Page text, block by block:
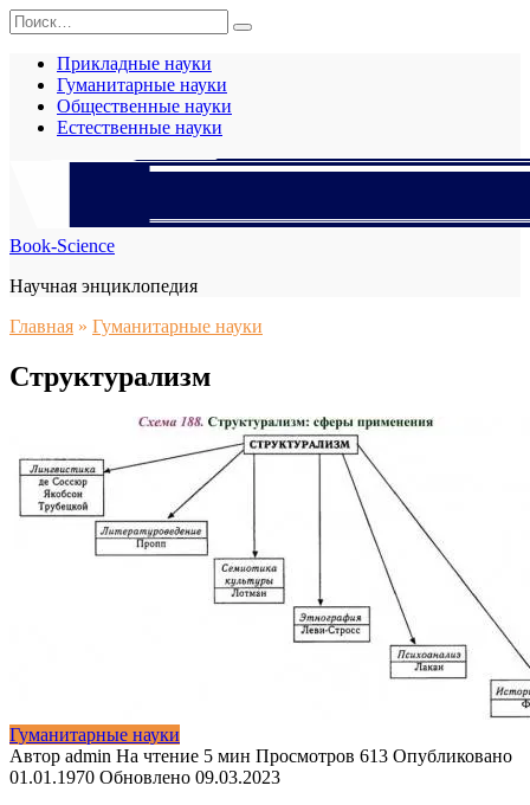
Перейти
к
содержанию
Search
for:
Прикладные науки
Гуманитарные науки
Общественные науки
Естественные науки
Book-Science
Научная энциклопедия
Главная » Гуманитарные науки
Структурализм
Гуманитарные науки
Автор admin На чтение 5 мин Просмотров 613 Опубликовано
01.01.1970 Обновлено 09.03.2023